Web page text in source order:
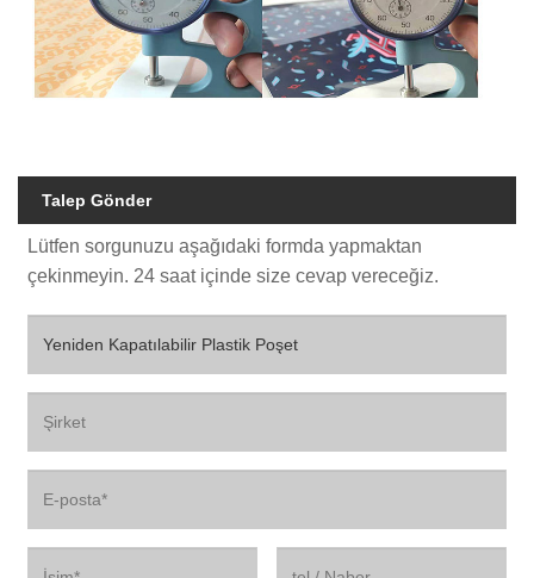
Talep Gönder
Lütfen sorgunuzu aşağıdaki formda yapmaktan
çekinmeyin. 24 saat içinde size cevap vereceğiz.